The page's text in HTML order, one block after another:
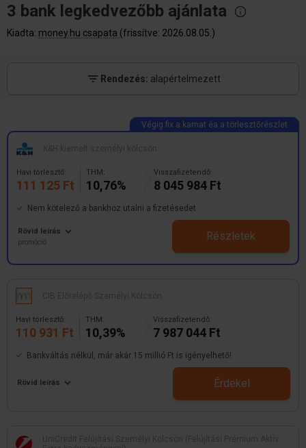
3 bank legkedvezőbb ajánlata
Kiadta: money.hu csapata (frissítve: 2026.08.05.)
Rendezés: alapértelmezett
Havi törlesztő:
111 125 Ft
THM:
10,76%
Visszafizetendő:
8 045 984 Ft
Nem kötelező a bankhoz utalni a fizetésedet
Rövid leírás
promóció Részletek
Havi törlesztő:
110 931 Ft
THM:
10,39%
Visszafizetendő:
7 987 044 Ft
Bankváltás nélkül, már akár 15 millió Ft is igényelhető!
Rövid leírás Érdekel